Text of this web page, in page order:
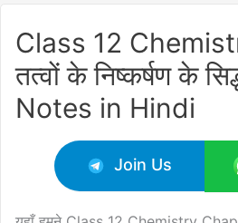
Class 12
तत्वों के निष्कर्षण के
Notes in Hindi
Join Us